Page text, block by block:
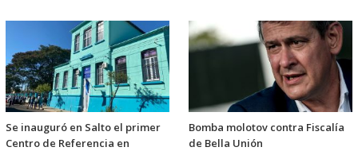
Se inauguró en Salto el primer
Centro de Referencia en
Bomba molotov contra Fiscalía
de Bella Unión